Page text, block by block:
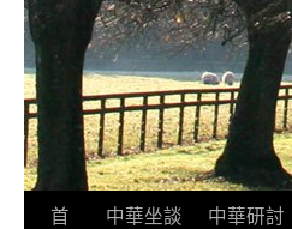
首
中華坐談
中華研討